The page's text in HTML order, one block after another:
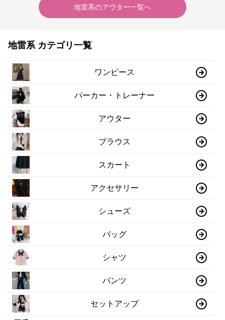
地雷系のアウター一覧へ
地雷系 カテゴリ一覧
ワンピース
パーカー・トレーナー
アウター
ブラウス
スカート
アクセサリー
シューズ
バッグ
シャツ
パンツ
セットアップ